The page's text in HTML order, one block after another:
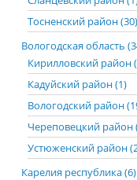
Тосненский район (30)
Вологодская область
Кирилловский район
Кадуйский район (1)
Вологодский район
Череповецкий район
Устюженский район
Карелия республика (6)